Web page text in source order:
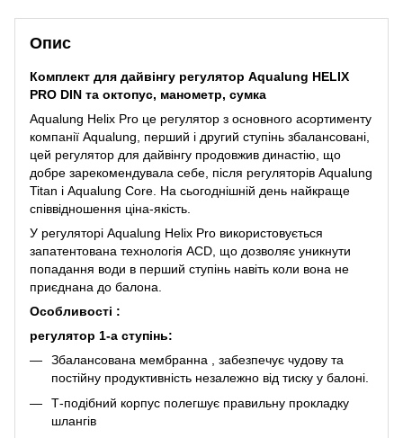
Опис
Комплект для дайвінгу регулятор Aqualung HELIX
PRO DIN та октопус, манометр, сумка
Aqualung Helix Pro це регулятор з основного асортименту
компанії Aqualung, перший і другий ступінь збалансовані,
цей регулятор для дайвінгу продовжив династію, що
добре зарекомендувала себе, після регуляторів Aqualung
Titan і Aqualung Core. На сьогоднішній день найкраще
співвідношення ціна-якість.
У регуляторі Aqualung Helix Pro використовується
запатентована технологія ACD, що дозволяє уникнути
попадання води в перший ступінь навіть коли вона не
приєднана до балона.
Особливості :
регулятор 1-а ступінь:
Збалансована мембранна , забезпечує чудову та
постійну продуктивність незалежно від тиску у балоні.
Т-подібний корпус полегшує правильну прокладку
шлангів